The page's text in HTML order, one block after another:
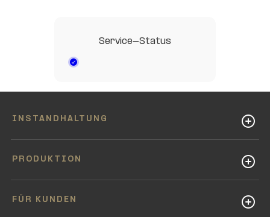
Service-Status
INSTANDHALTUNG
PRODUKTION
FÜR KUNDEN